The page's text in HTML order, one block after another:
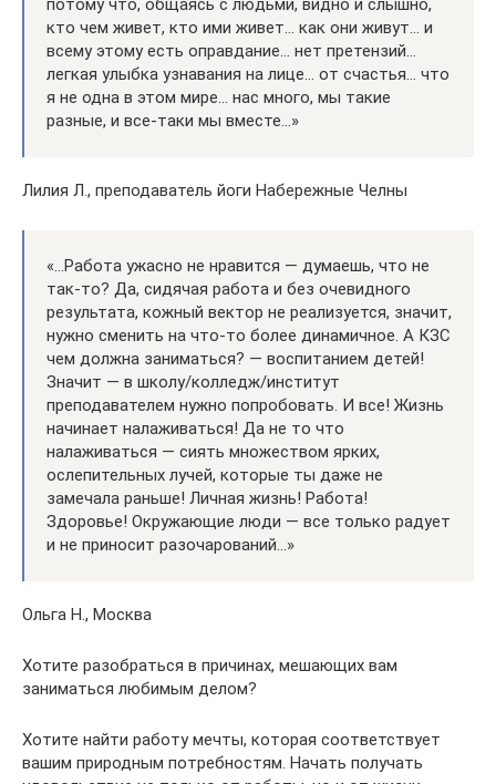
потому что, общаясь с людьми, видно и слышно,
кто чем живет, кто ими живет… как они живут… и
всему этому есть оправдание… нет претензий…
легкая улыбка узнавания на лице… от счастья… что
я не одна в этом мире… нас много, мы такие
разные, и все-таки мы вместе…»
Лилия Л., преподаватель йоги Набережные Челны
«…Работа ужасно не нравится — думаешь, что не
так-то? Да, сидячая работа и без очевидного
результата, кожный вектор не реализуется, значит,
нужно сменить на что-то более динамичное. А КЗС
чем должна заниматься? — воспитанием детей!
Значит — в школу/колледж/институт
преподавателем нужно попробовать. И все! Жизнь
начинает налаживаться! Да не то что
налаживаться — сиять множеством ярких,
ослепительных лучей, которые ты даже не
замечала раньше! Личная жизнь! Работа!
Здоровье! Окружающие люди — все только радует
и не приносит разочарований…»
Ольга Н., Москва
Хотите разобраться в причинах, мешающих вам
заниматься любимым делом?
Хотите найти работу мечты, которая соответствует
вашим природным потребностям. Начать получать